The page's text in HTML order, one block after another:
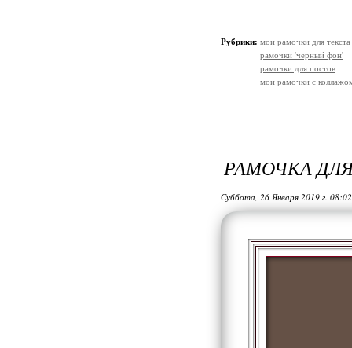
Рубрики: мои рамочки для текста
рамочки 'черный фон'
рамочки для постов
мои рамочки с
РАМОЧКА
Суббота, 26 Января 2019 г.